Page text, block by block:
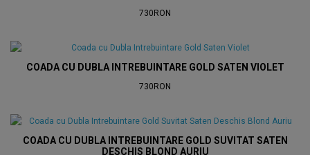
730RON
COADA CU DUBLA INTREBUINTARE GOLD SATEN VIOLET
730RON
COADA CU DUBLA INTREBUINTARE GOLD SUVITAT SATEN
DESCHIS BLOND AURIU